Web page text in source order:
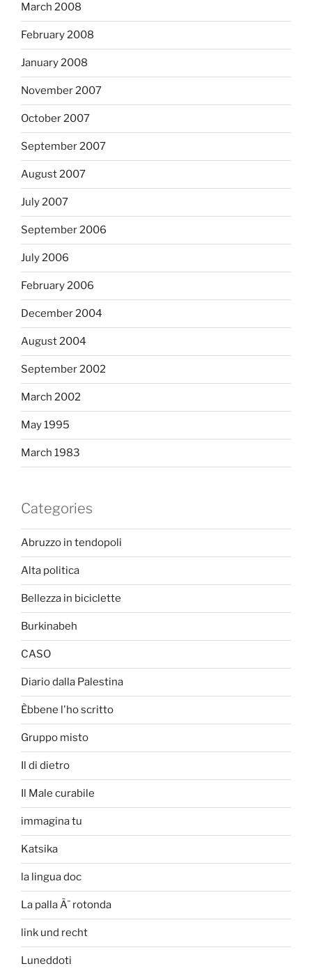
March 2008
February 2008
January 2008
November 2007
October 2007
September 2007
August 2007
July 2007
September 2006
July 2006
February 2006
December 2004
August 2004
September 2002
March 2002
May 1995
March 1983
Categories
Abruzzo in tendopoli
Alta politica
Bellezza in biciclette
Burkinabeh
CASO
Diario dalla Palestina
Èbbene l'ho scritto
Gruppo misto
Il di dietro
Il Male curabile
immagina tu
Katsika
la lingua doc
La palla Ã¨ rotonda
link und recht
Luneddoti